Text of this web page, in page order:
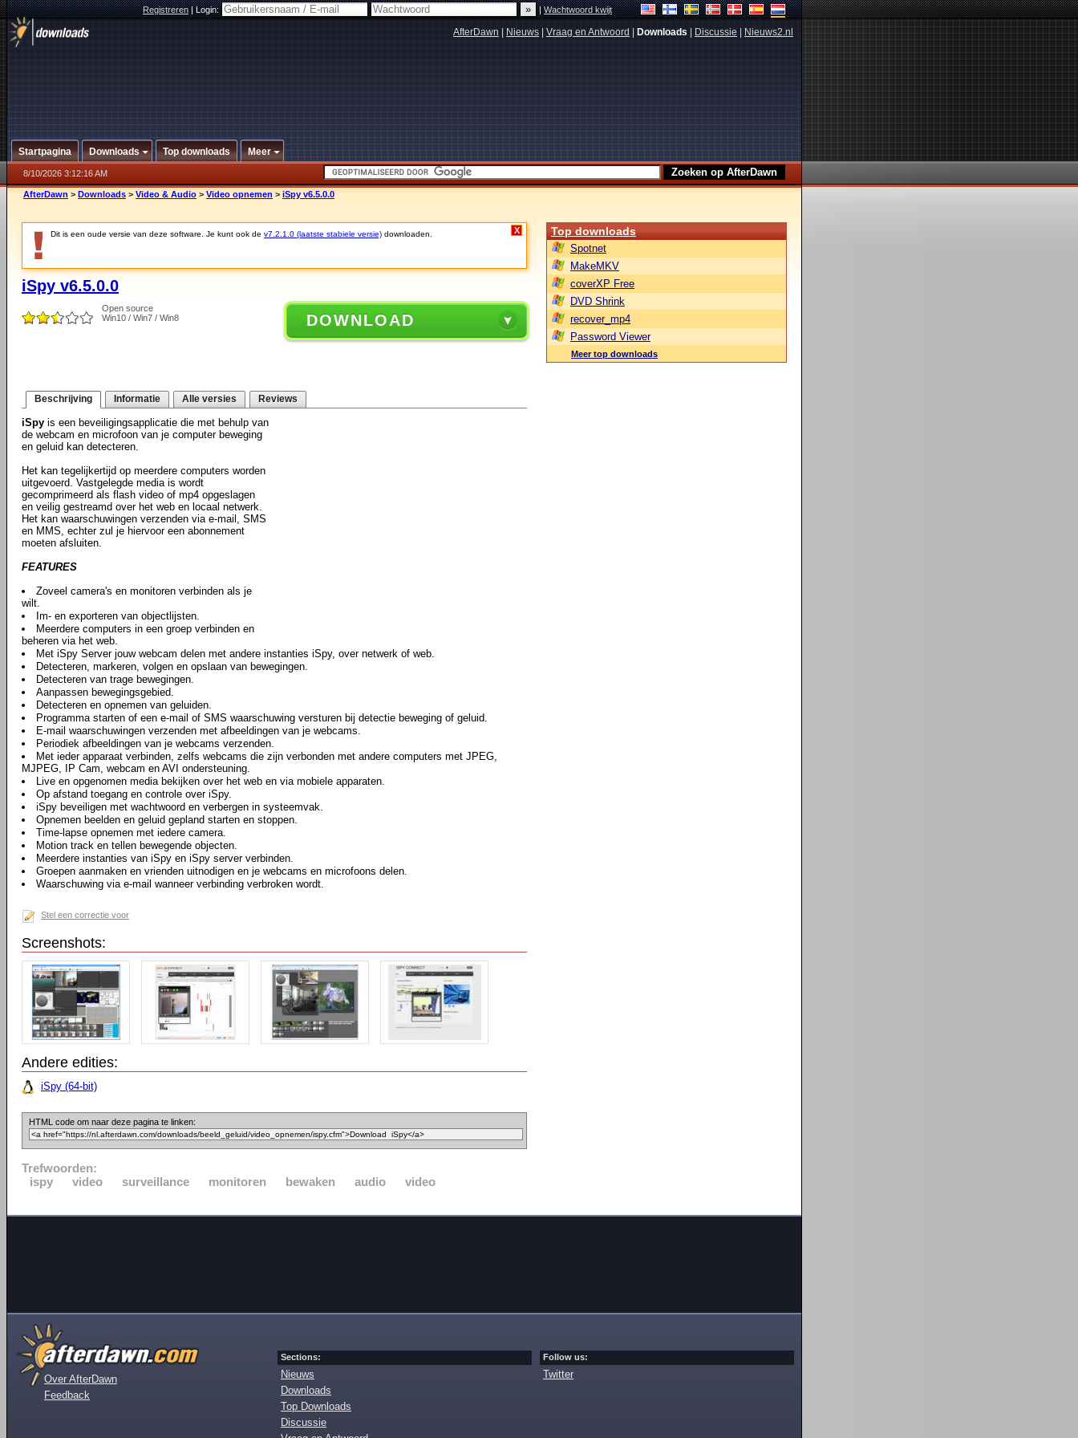
Registreren|Login: |Wachtwoord kwijt
AfterDawn Nieuws Vraag en Antwoord Downloads Discussie Nieuws2.nl
Startpagina Downloads Top downloads Meer
8/10/2026 3:12:16 AM
AfterDawn > Downloads > Video & Audio > Video opnemen > iSpy v6.5.0.0
Dit is een oude versie van deze software. Je kunt ook de v7.2.1.0 (laatste stabiele versie) downloaden. X
iSpy v6.5.0.0
Open source
Win10 / Win7 / Win8
DOWNLOAD
Beschrijving Informatie Alle versies Reviews
iSpy is een beveiligingsapplicatie die met behulp van
de webcam en microfoon van je computer beweging
en geluid kan detecteren.
Het kan tegelijkertijd op meerdere computers worden
uitgevoerd. Vastgelegde media is wordt
gecomprimeerd als flash video of mp4 opgeslagen
en veilig gestreamd over het web en locaal netwerk.
Het kan waarschuwingen verzenden via e-mail, SMS
en MMS, echter zul je hiervoor een abonnement
moeten afsluiten.
FEATURES
Zoveel camera's en monitoren verbinden als je
wilt.
Im- en exporteren van objectlijsten.
Meerdere computers in een groep verbinden en
beheren via het web.
Met iSpy Server jouw webcam delen met andere instanties iSpy, over netwerk of web.
Detecteren, markeren, volgen en opslaan van bewegingen.
Detecteren van trage bewegingen.
Aanpassen bewegingsgebied.
Detecteren en opnemen van geluiden.
Programma starten of een e-mail of SMS waarschuwing versturen bij detectie beweging of geluid.
E-mail waarschuwingen verzenden met afbeeldingen van je webcams.
Periodiek afbeeldingen van je webcams verzenden.
Met ieder apparaat verbinden, zelfs webcams die zijn verbonden met andere computers met JPEG,
MJPEG, IP Cam, webcam en AVI ondersteuning.
Live en opgenomen media bekijken over het web en via mobiele apparaten.
Op afstand toegang en controle over iSpy.
iSpy beveiligen met wachtwoord en verbergen in systeemvak.
Opnemen beelden en geluid gepland starten en stoppen.
Time-lapse opnemen met iedere camera.
Motion track en tellen bewegende objecten.
Meerdere instanties van iSpy en iSpy server verbinden.
Groepen aanmaken en vrienden uitnodigen en je webcams en microfoons delen.
Waarschuwing via e-mail wanneer verbinding verbroken wordt.
Stel een correctie voor
Screenshots:
Andere edities:
iSpy (64-bit)
HTML code om naar deze pagina te linken:
Trefwoorden:
ispy
video surveillance monitoren bewaken audio video
Top downloads
Spotnet
MakeMKV
coverXP Free
DVD Shrink
recover_mp4
Password Viewer
Meer top downloads
Over AfterDawn
Feedback
Sections:
Nieuws
Downloads
Top Downloads
Discussie
Follow us:
Twitter